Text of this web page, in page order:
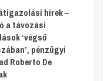
hírek –
a távozási
‘végső
pénzügyi
Roberto De